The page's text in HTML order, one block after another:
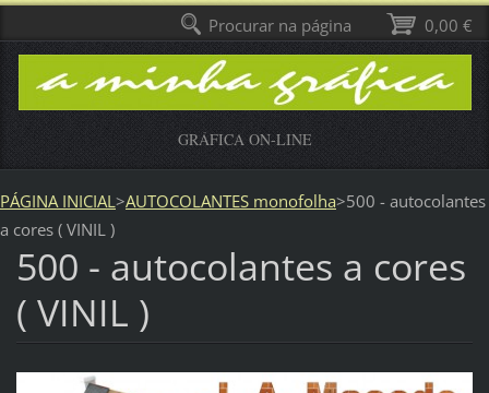
GRÁFICA ON-LINE
PÁGINA INICIAL >AUTOCOLANTES monofolha>500 - autocolantes
a cores ( VINIL )
500 - autocolantes a cores
( VINIL )
0,00 €
Procurar na página